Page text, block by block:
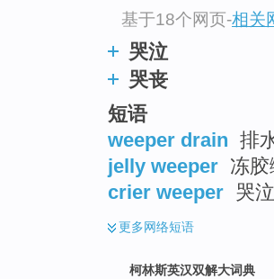
基于18个网页-相关
哭泣
哭丧
短语
weeper drain 排
jelly weeper 冻
crier weeper 哭
更多网络短语
柯林斯英汉双解大词典